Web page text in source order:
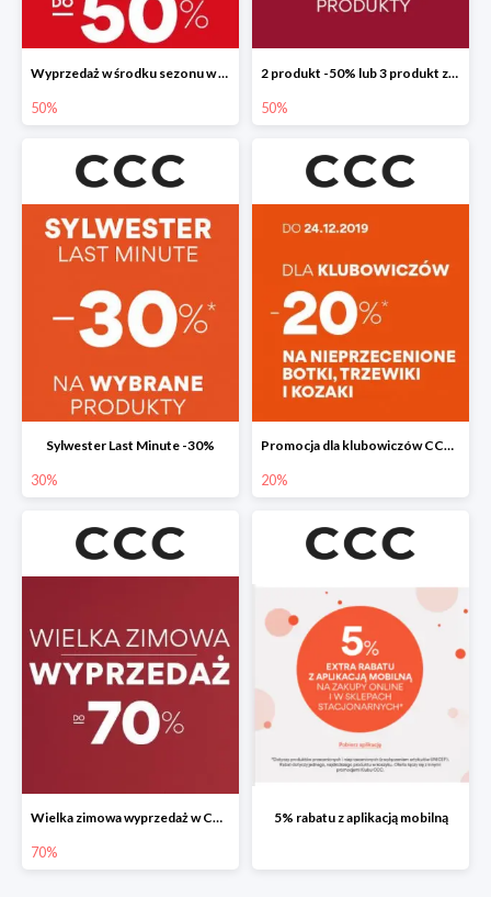
Wyprzedaż w środku sezonu w CCC do -50%
50%
2 produkt -50% lub 3 produkt za 1 grosz
50%
Sylwester Last Minute -30%
30%
Promocja dla klubowiczów CCC do -20%
20%
Wielka zimowa wyprzedaż w CCC do -70%
70%
5% rabatu z aplikacją mobilną